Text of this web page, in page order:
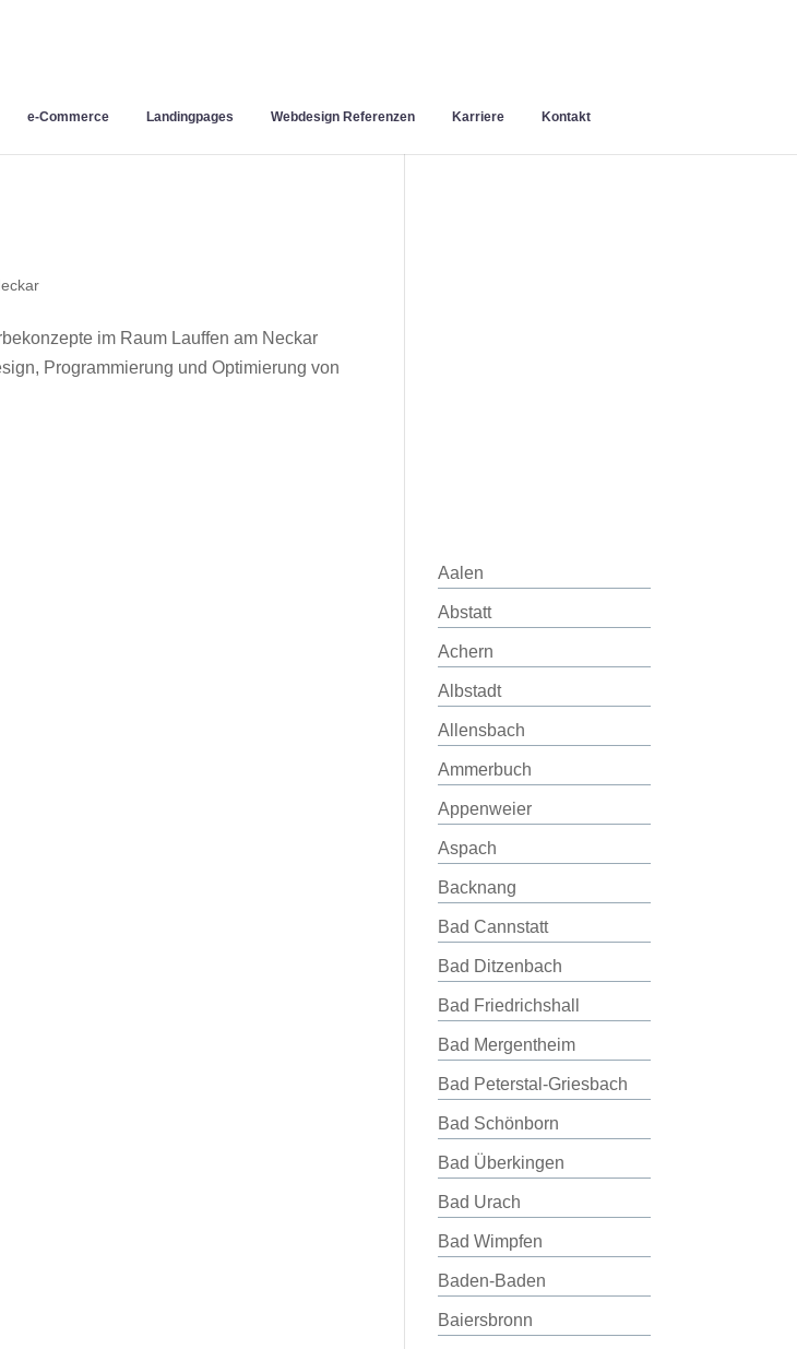
e-Commerce Landingpages Webdesign Referenzen Karriere Kontakt
im Raum Lauffen am Neckar
Programmierung und Optimierung von
Aalen
Abstatt
Achern
Albstadt
Allensbach
Ammerbuch
Appenweier
Aspach
Backnang
Bad Cannstatt
Bad Ditzenbach
Bad Friedrichshall
Bad Mergentheim
Bad Peterstal-Griesbach
Bad Schönborn
Bad Überkingen
Bad Urach
Bad Wimpfen
Baden-Baden
Baiersbronn